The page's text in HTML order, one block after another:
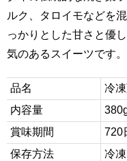
ルク、タロイモなどを
っかりとした甘さと優
気のあるスイーツです。
品名
冷
内容量
賞味期間
720
保存方法
冷凍